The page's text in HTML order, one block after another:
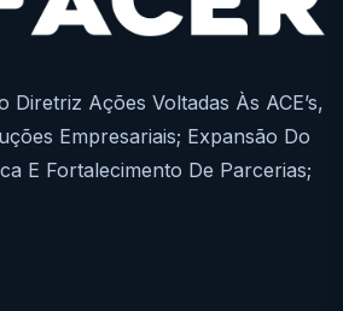
Diretriz Ações Voltadas Às ACE’s,
Empresariais; Expansão Do
E Fortalecimento De Parcerias;